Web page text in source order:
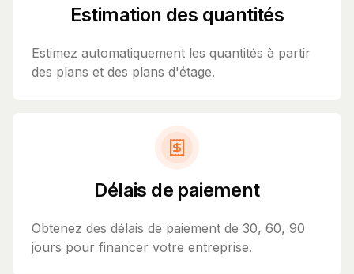
Estimation des quantités
Estimez automatiquement les quantités à partir
des plans et des plans d'étage.
Délais de paiement
Obtenez des délais de paiement de 30, 60, 90
jours pour financer votre entreprise.